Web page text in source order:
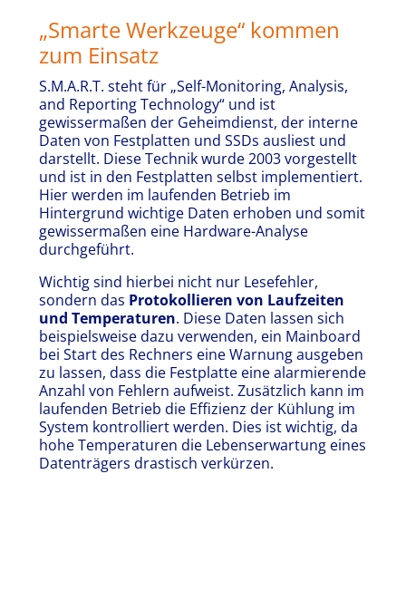
„Smarte Werkzeuge“ kommen
zum Einsatz
S.M.A.R.T. steht für „Self-Monitoring, Analysis,
and Reporting Technology“ und ist
gewissermaßen der Geheimdienst, der interne
Daten von Festplatten und SSDs ausliest und
darstellt. Diese Technik wurde 2003 vorgestellt
und ist in den Festplatten selbst implementiert.
Hier werden im laufenden Betrieb im
Hintergrund wichtige Daten erhoben und somit
gewissermaßen eine Hardware-Analyse
durchgeführt.
Wichtig sind hierbei nicht nur Lesefehler,
sondern das Protokollieren von Laufzeiten
und Temperaturen. Diese Daten lassen sich
beispielsweise dazu verwenden, ein Mainboard
bei Start des Rechners eine Warnung ausgeben
zu lassen, dass die Festplatte eine alarmierende
Anzahl von Fehlern aufweist. Zusätzlich kann im
laufenden Betrieb die Effizienz der Kühlung im
System kontrolliert werden. Dies ist wichtig, da
hohe Temperaturen die Lebenserwartung eines
Datenträgers drastisch verkürzen.